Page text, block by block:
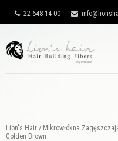
22 648 14 00
Lion's Hair / Mikrowłókna
Golden Brown